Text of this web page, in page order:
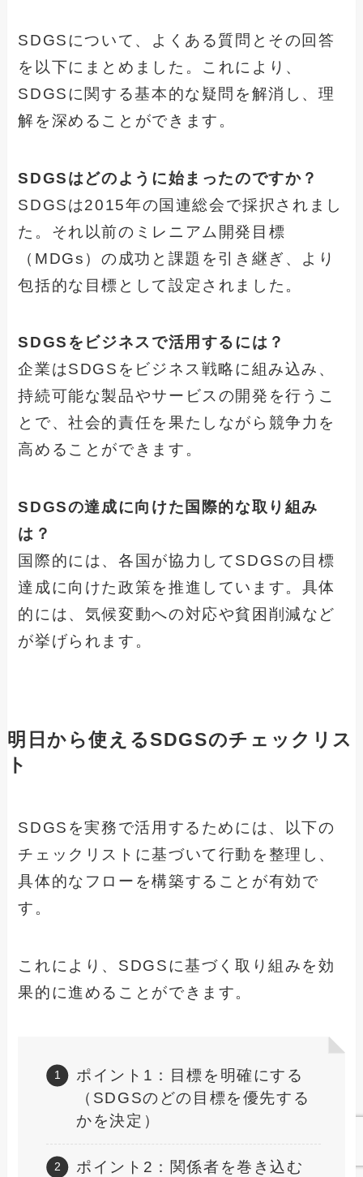
SDGSについて、よくある質問とその回答
を以下にまとめました。これにより、
SDGSに関する基本的な疑問を解消し、理
解を深めることができます。
SDGSはどのように始まったのですか？
SDGSは2015年の国連総会で採択されまし
た。それ以前のミレニアム開発目標
（MDGs）の成功と課題を引き継ぎ、より
包括的な目標として設定されました。
SDGSをビジネスで活用するには？
企業はSDGSをビジネス戦略に組み込み、
持続可能な製品やサービスの開発を行うこ
とで、社会的責任を果たしながら競争力を
高めることができます。
SDGSの達成に向けた国際的な取り組み
は？
国際的には、各国が協力してSDGSの目標
達成に向けた政策を推進しています。具体
的には、気候変動への対応や貧困削減など
が挙げられます。
明日から使えるSDGSのチェックリス
ト
SDGSを実務で活用するためには、以下の
チェックリストに基づいて行動を整理し、
具体的なフローを構築することが有効で
す。
これにより、SDGSに基づく取り組みを効
果的に進めることができます。
ポイント1：目標を明確にする
（SDGSのどの目標を優先する
かを決定）
ポイント2：関係者を巻き込む